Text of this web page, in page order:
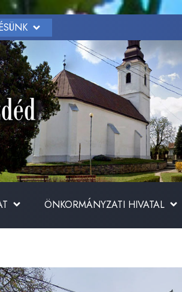
ÖNKORMÁNYZATI HIVATAL